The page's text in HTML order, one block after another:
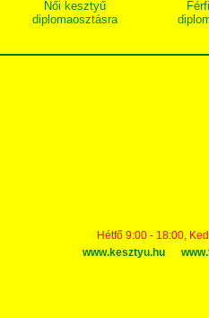
Női kesztyű
diplomaosztásra
Hétfő 9:00 - 18:00,
www.kesztyu.hu